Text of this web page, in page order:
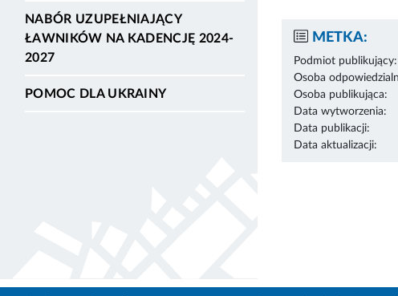
NABÓR UZUPEŁNIAJĄCY
ŁAWNIKÓW NA KADENCJĘ 2024-
2027
POMOC DLA UKRAINY
METKA:
Podmiot publikujący:
Osoba
Osoba publikująca:
Data wytworzenia:
Data publikacji:
Data aktualizacji: